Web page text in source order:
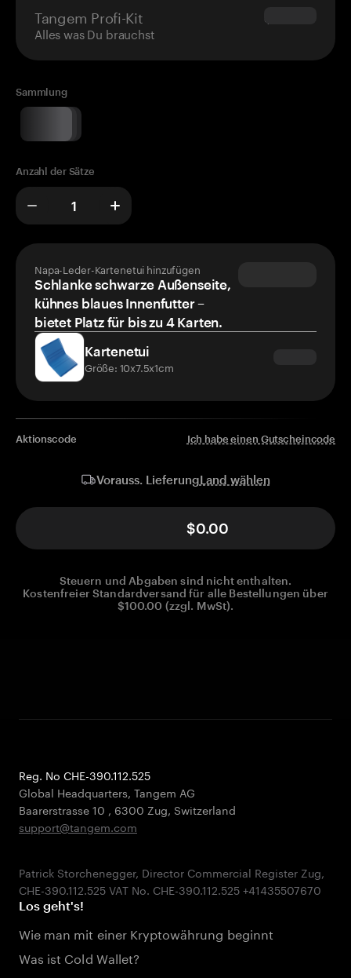
Tangem Profi-Kit
Alles was Du brauchst
$180.00
Sammlung
Anzahl der Sätze
Napa-Leder-Kartenetui hinzufügen
Schlanke schwarze Außenseite,
kühnes blaues Innenfutter –
bietet Platz für bis zu 4 Karten.
Kartenetui
Größe: 10x7.5x1cm
Aktionscode Ich habe einen Gutscheincode
Vorauss. LieferungLand wählen
$0.00
Steuern und Abgaben sind nicht enthalten.
Kostenfreier Standardversand für alle Bestellungen über
$100.00 (zzgl. MwSt).
Reg. No CHE-390.112.525
Global Headquarters, Tangem AG
Baarerstrasse 10 , 6300 Zug, Switzerland
support@tangem.com
Patrick Storchenegger, Director Commercial Register Zug,
Los geht's!
Wie man mit einer Kryptowährung beginnt
Was ist Cold Wallet?